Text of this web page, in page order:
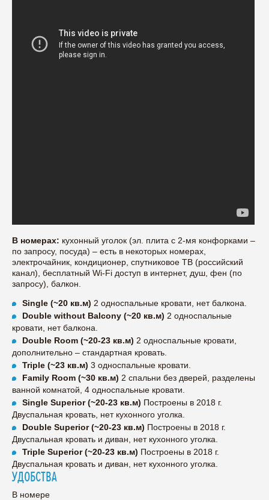
В номерах: кухонный уголок (эл. плита с 2-мя конфорками –
по запросу, посуда) – есть в некоторых номерах,
электрочайник, кондиционер, спутниковое ТВ (российский
канал), бесплатный Wi-Fi доступ в интернет, душ, фен (по
запросу), балкон.
Single (~20 кв.м) 2 односпальные кровати, нет балкона.
Double without Balcony (~20 кв.м) 2 односпальные
кровати, нет балкона.
Double Room (~20-23 кв.м) 2 односпальные кровати,
дополнительно – стандартная кровать.
Triple (~23 кв.м) 3 односпальные кровати.
Family Room (~30 кв.м) 2 спальни без дверей, разделены
ванной комнатой, 4 односпальные кровати.
Single Superior (~20-23 кв.м) Построены в 2018 г.
Двуспальная кровать, нет кухонного уголка.
Double Superior (~20-23 кв.м) Построены в 2018 г.
Двуспальная кровать и диван, нет кухонного уголка.
Triple Superior (~20-23 кв.м) Построены в 2018 г.
Двуспальная кровать и диван, нет кухонного уголка.
УДОБСТВА
В номере